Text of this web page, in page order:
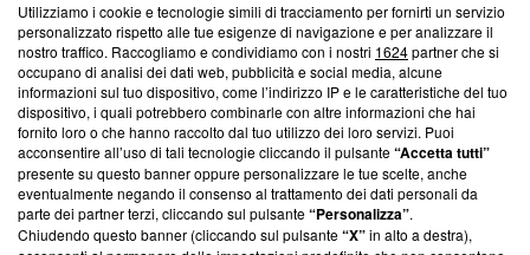
Questa sezione offre informazioni trasparenti su Blasting
News, sui nostri processi editoriali e su come ci impegniamo a
creare news di qualità. Inoltre, afferma la nostra aderenza a
‘Trust Project - News with Integrity’Blasting News non è
ancora membro del programma, ma ha richiesto di farne
parte; Trust Project non ha ancora effettuato una verifica di
conformità agli standard.
Su di noi
Utilizziamo i cookie e tecnologie simili di tracciamento per fornirti un servizio
personalizzato rispetto alle tue esigenze di navigazione e per analizzare il
nostro traffico. Raccogliamo e condividiamo con i nostri 1624partner che si
occupano di analisi dei dati web, pubblicità e social media, alcune
informazioni sul tuo dispositivo, come l’indirizzo IP e le caratteristiche del tuo
dispositivo, i quali potrebbero combinarle con altre informazioni che hai
fornito loro o che hanno raccolto dal tuo utilizzo dei loro servizi. Puoi
acconsentire all’uso di tali tecnologie cliccando il pulsante“Accetta tutti”
presente su questo banner oppure personalizzare le tue scelte, anche
eventualmente negando il consenso al trattamento dei dati personali da
parte dei partner terzi, cliccando sul pulsante“Personalizza”.
Chiudendo questo banner (cliccando sul pulsante“X”in alto a destra),